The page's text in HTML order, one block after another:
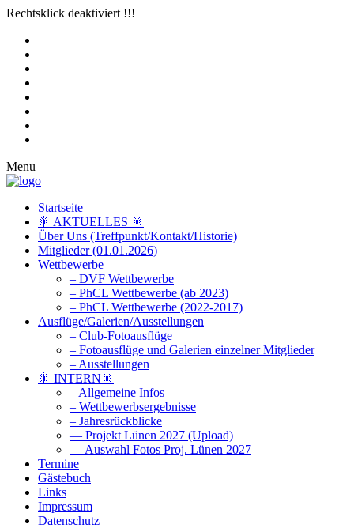
Rechtsklick deaktiviert !!!
Menu
Startseite
🎇 AKTUELLES 🎇
Über Uns (Treffpunkt/Kontakt/Historie)
Mitglieder (01.01.2026)
Wettbewerbe
– DVF Wettbewerbe
– PhCL Wettbewerbe (ab 2023)
– PhCL Wettbewerbe (2022-2017)
Ausflüge/Galerien/Ausstellungen
– Club-Fotoausflüge
– Fotoausflüge und Galerien einzelner Mitglieder
– Ausstellungen
🎇 INTERN🎇
– Allgemeine Infos
– Wettbewerbsergebnisse
– Jahresrückblicke
— Projekt Lünen 2027 (Upload)
— Auswahl Fotos Proj. Lünen 2027
Termine
Gästebuch
Links
Impressum
Datenschutz